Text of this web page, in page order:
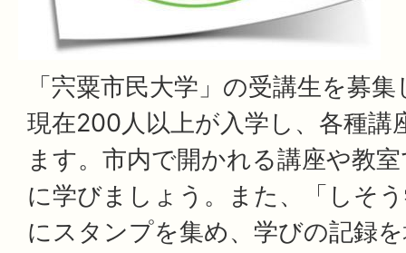
「宍粟市民大学」の受講生を募
現在200人以上が入学し、各種講
ます。市内で開かれる講座や教
に学びましょう。また、「しそ
にスタンプを集め、学びの記録